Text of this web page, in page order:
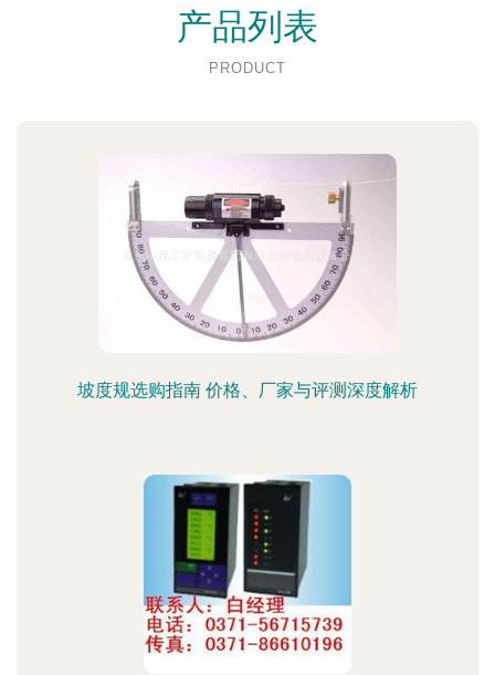
产品列表
PRODUCT
坡度规选购指南 价格、厂家与评测深度解析